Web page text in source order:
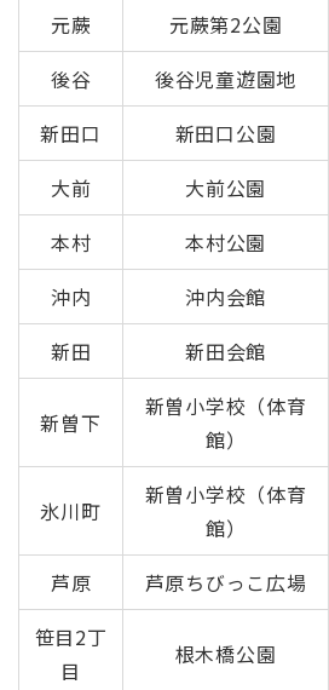
元蕨
元蕨第2公園
後谷
後谷児童遊園地
新田口
新田口公園
大前
大前公園
本村
本村公園
沖内
沖内会館
新田
新田会館
新曽下
新曽小学校（体育
館）
氷川町
新曽小学校（体育
館）
芦原 芦原ちびっこ広場
笹目2丁
目
根木橋公園